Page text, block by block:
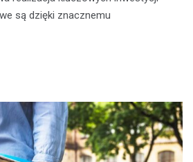
są dzięki znacznemu